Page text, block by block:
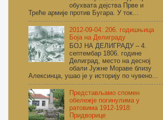
обухвата дејства Прве и
Треће армије против Бугара. У ток...
2012-09-04: 206. годишњица
Боја на Делиграду
БОЈ НА ДЕЛИГРАДУ – 4.
септембар 1806. године
Делиград, место на десној
обали Јужне Мораве близу
Алексинца, ушао је у историју по чувено...
Представљамо спомен
обележје погинулима у
ратовима 1912-1918:
Придворице